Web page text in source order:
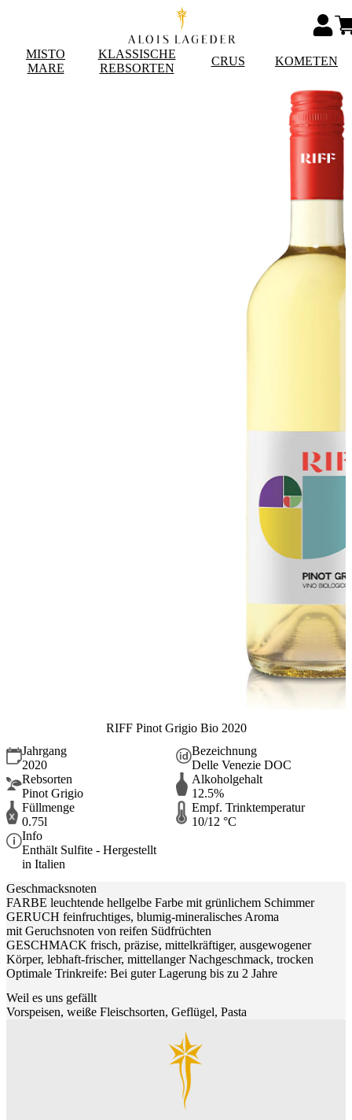
MISTO
MARE
KLASSISCHE
REBSORTEN
CRUS KOMETEN
RIFF Pinot Grigio Bio 2020
Jahrgang
2020
Bezeichnung
Delle Venezie DOC
Rebsorten
Pinot Grigio
Alkoholgehalt
12.5%
Füllmenge
0.75l
Empf. Trinktemperatur
10/12 °C
Info
Enthält Sulfite - Hergestellt
in Italien
Geschmacksnoten
FARBE leuchtende hellgelbe Farbe mit grünlichem Schimmer
GERUCH feinfruchtiges, blumig-mineralisches Aroma
mit Geruchsnoten von reifen Südfrüchten
GESCHMACK frisch, präzise, mittelkräftiger, ausgewogener
Körper, lebhaft-frischer, mittellanger Nachgeschmack, trocken
Optimale Trinkreife: Bei guter Lagerung bis zu 2 Jahre
Weil es uns gefällt
Vorspeisen, weiße Fleischsorten, Geflügel, Pasta